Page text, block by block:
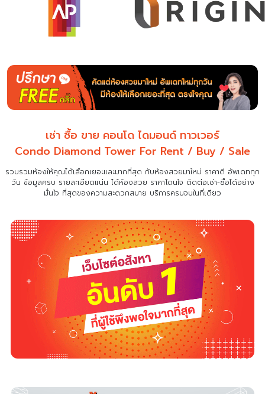
เช่า ซื้อ ขาย คอนโด ไดมอนด์ ทาวเวอร์
Condo Diamond Tower For Rent / Buy / Sale
รวบรวมห้องให้คุณได้เลือกเยอะและมากที่สุด กับห้องสวยมาใหม่ ราคาดี อัพเดททุก
วัน ข้อมูลครบ รายละเอียดแน่นได้ห้องสวย ราคาโดนใจ ติดต่อเช่า-ซื้อได้อย่าง
มั่นใจ ที่สุดของความสะดวกสบาย บริการครบจบในที่เดียว